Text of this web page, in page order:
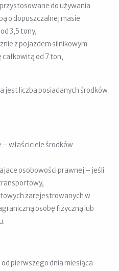
do używania
o dopuszczalnej masie
3,5 tony,
z pojazdem silnikowym
od 7 ton,
jest liczba posiadanych środków
– właściciele środków
osobowości prawnej – jeśli
zarejestrowanych w
osobę fizyczną lub
pierwszego dnia miesiąca